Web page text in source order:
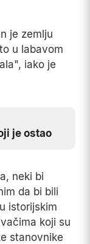
je zemlju
u labavom
iako je
je ostao
neki bi
da bi bili
istorijskim
koji su
stanovnike